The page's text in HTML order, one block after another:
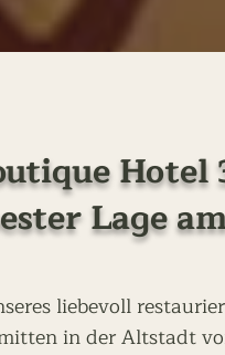
Hotel
Lage
liebevoll
in der Altstadt